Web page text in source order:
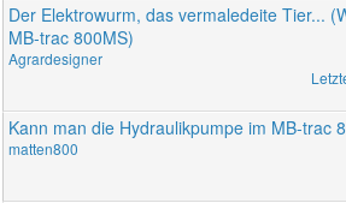
Der Elektrowurm, das vermaledeite Tier...
MB-trac 800MS)
Agrardesigner
Kann man die Hydraulikpumpe im MB-trac
matten800